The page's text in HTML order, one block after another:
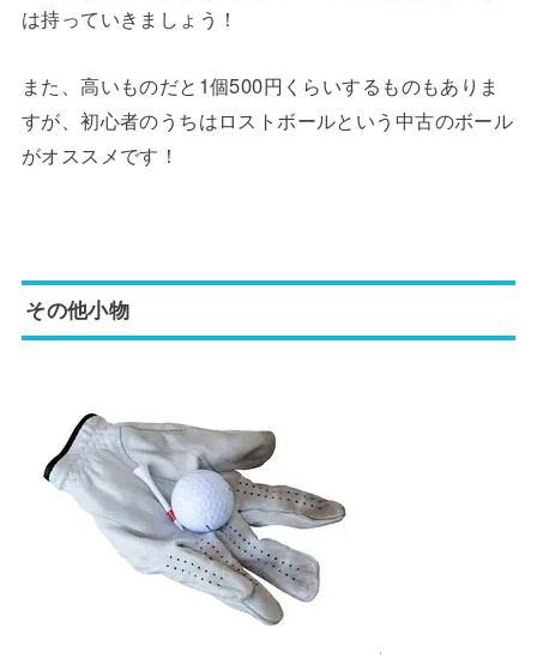
は持っていきましょう！
また、高いものだと1個500円くらいするものもありま
すが、初心者のうちはロストボールという中古のボール
がオススメです！
その他小物